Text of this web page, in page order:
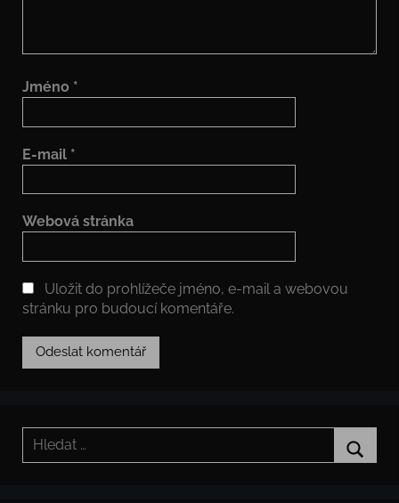
Jméno *
E-mail *
Webová stránka
Uložit do prohlížeče jméno, e-mail a webovou
stránku pro budoucí komentáře.
Hledat: